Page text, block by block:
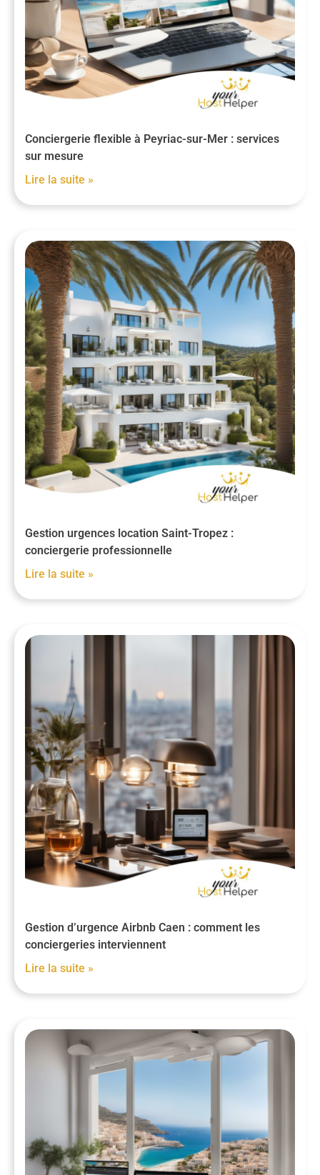
Conciergerie flexible à Peyriac-sur-Mer : services
sur mesure
Lire la suite »
Gestion urgences location Saint-Tropez :
conciergerie professionnelle
Lire la suite »
Gestion d’urgence Airbnb Caen : comment les
conciergeries interviennent
Lire la suite »